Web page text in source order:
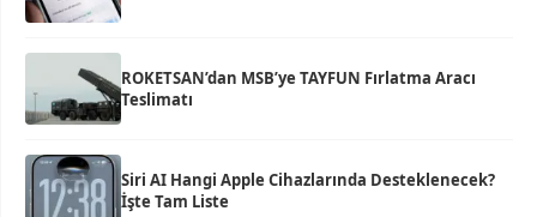
ROKETSAN’dan MSB’ye TAYFUN Fırlatma Aracı
Teslimatı
Siri AI Hangi Apple Cihazlarında Desteklenecek?
İşte Tam Liste